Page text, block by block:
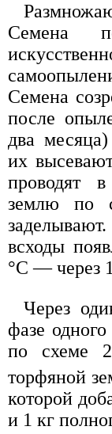
Семена
Семена
после
два
их
проводят
землю по
всходы
°С — через
Через
фазе
по схеме
торфяной
которой
и 1 кг